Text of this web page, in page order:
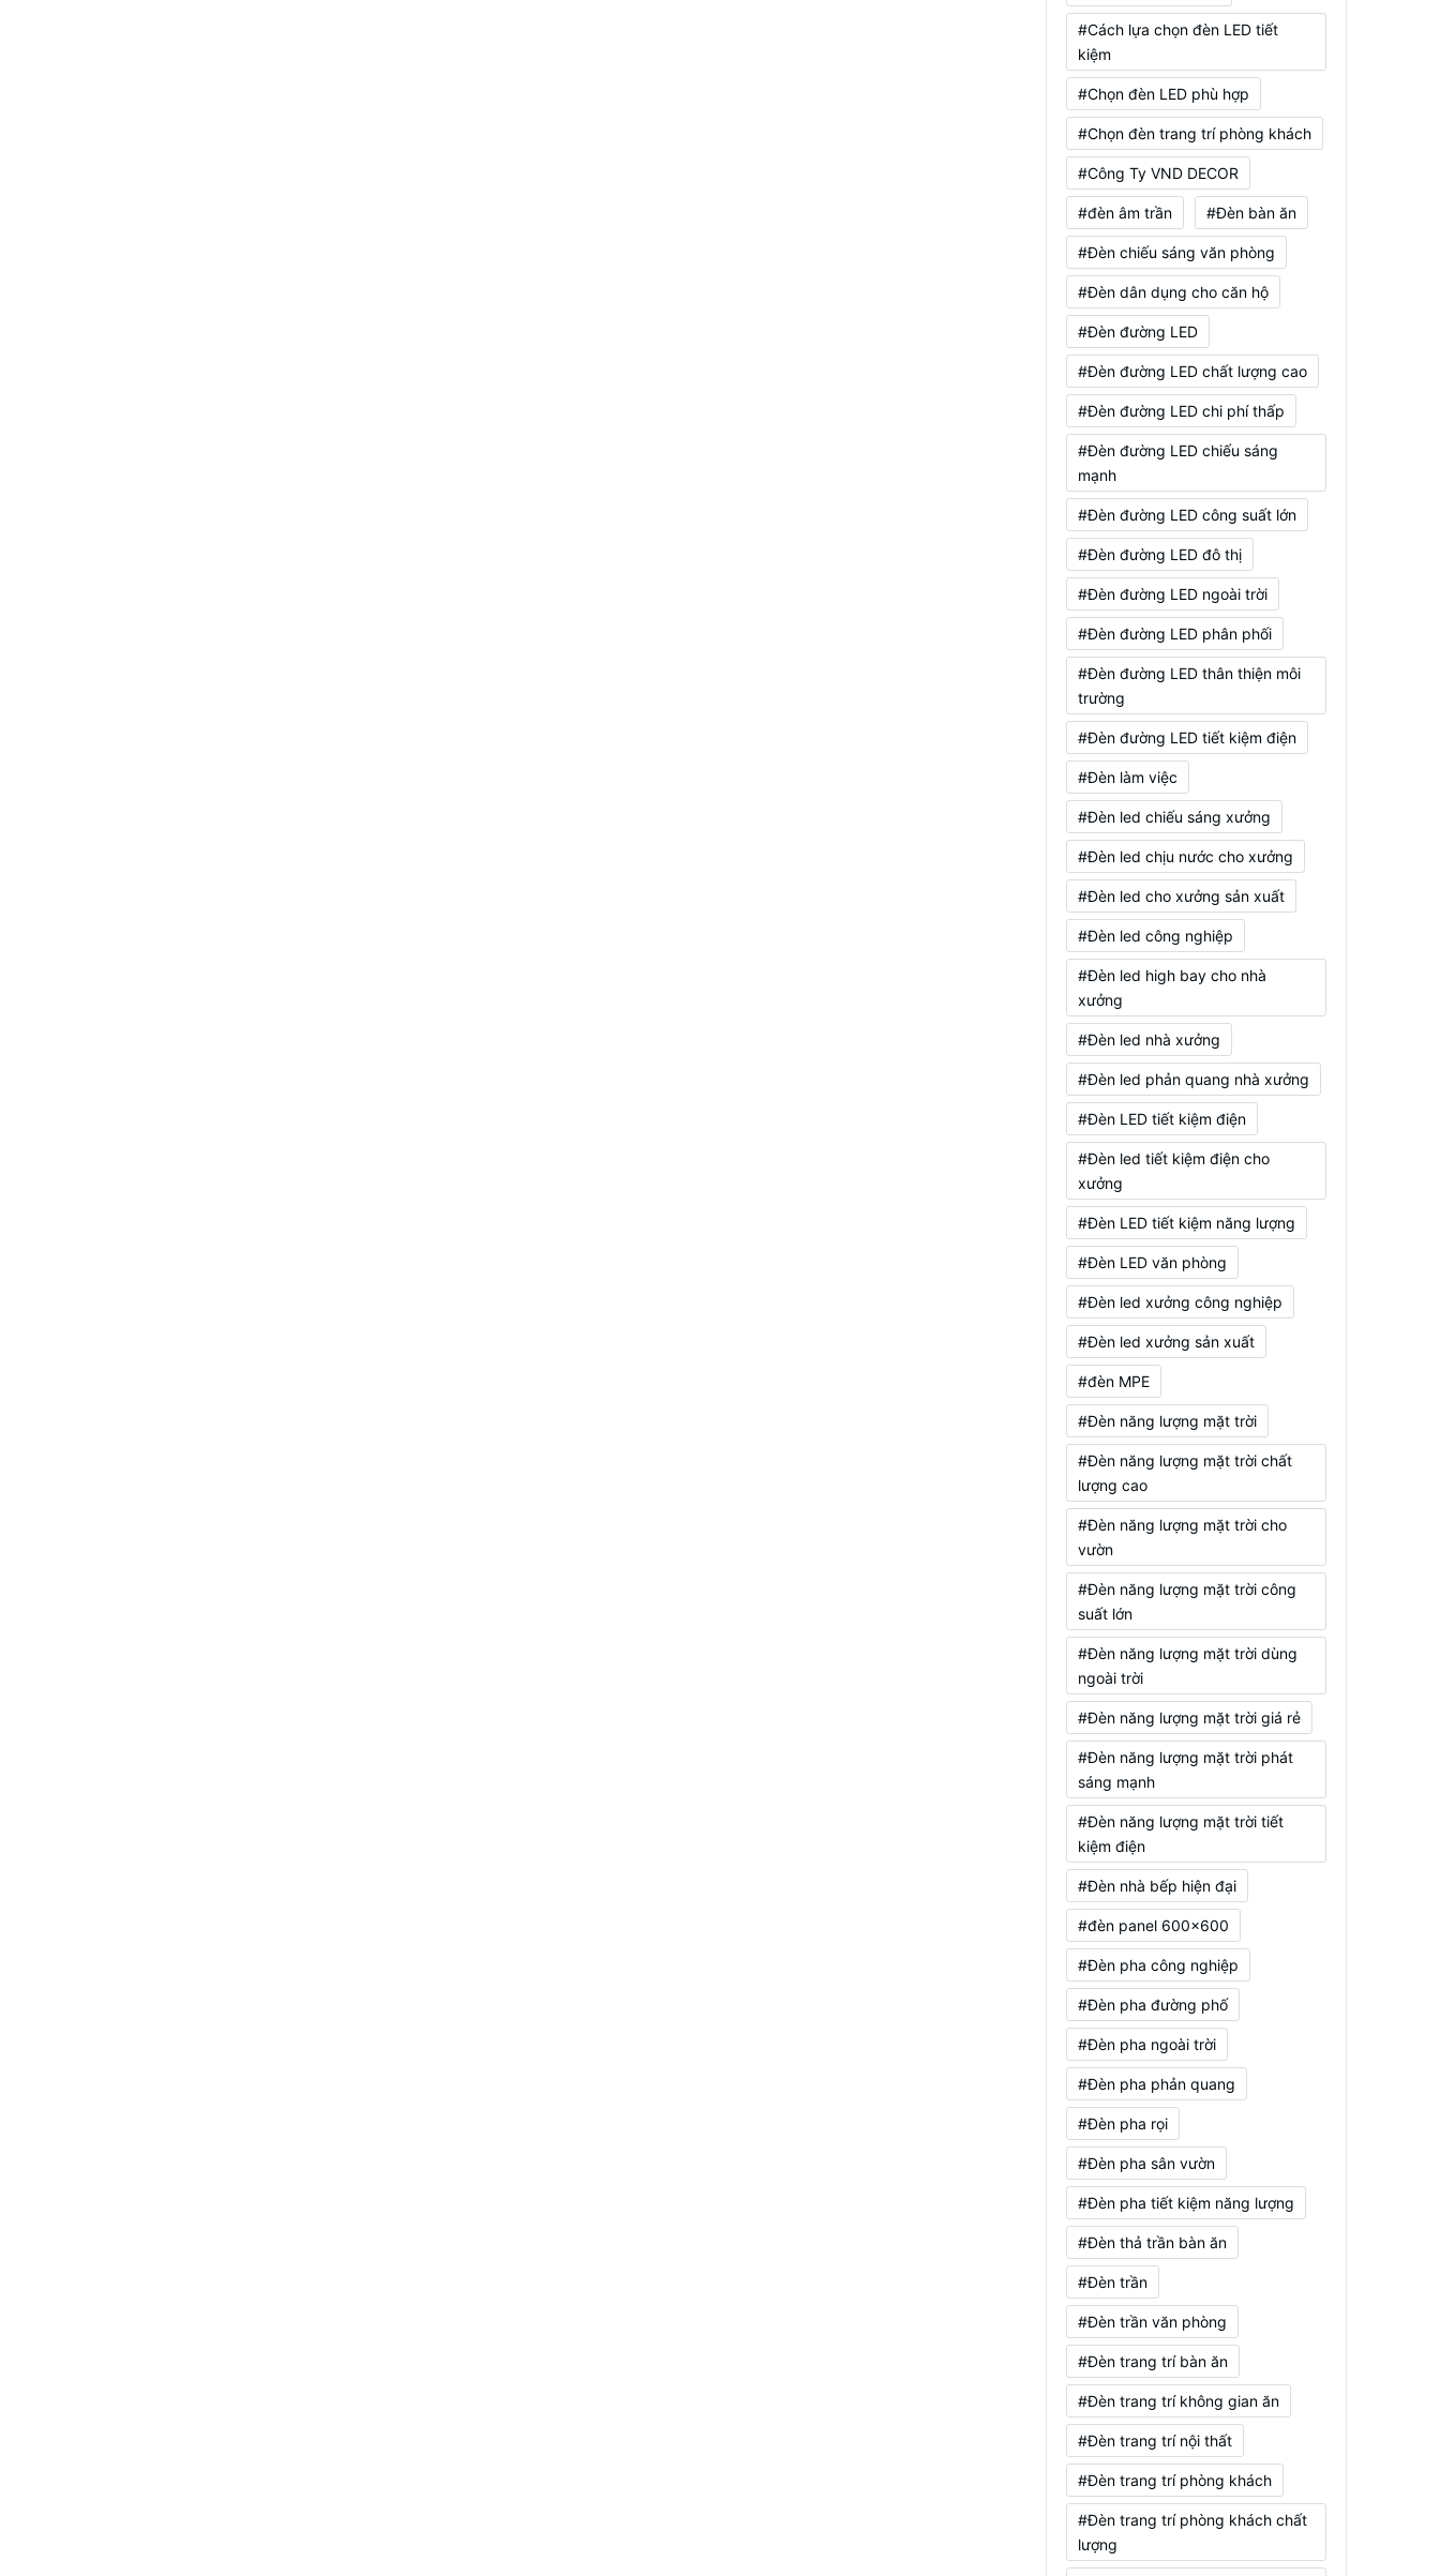
#Cách lựa chọn đèn LED tiết
kiệm
#Chọn đèn LED phù hợp
#Chọn đèn trang trí phòng khách
#Công Ty VND DECOR
#đèn âm trần #Đèn bàn ăn
#Đèn chiếu sáng văn phòng
#Đèn dân dụng cho căn hộ
#Đèn đường LED
#Đèn đường LED chất lượng cao
#Đèn đường LED chi phí thấp
#Đèn đường LED chiếu sáng
mạnh
#Đèn đường LED công suất lớn
#Đèn đường LED đô thị
#Đèn đường LED ngoài trời
#Đèn đường LED phân phối
#Đèn đường LED thân thiện môi
trường
#Đèn đường LED tiết kiệm điện
#Đèn làm việc
#Đèn led chiếu sáng xưởng
#Đèn led chịu nước cho xưởng
#Đèn led cho xưởng sản xuất
#Đèn led công nghiệp
#Đèn led high bay cho nhà
xưởng
#Đèn led nhà xưởng
#Đèn led phản quang nhà xưởng
#Đèn LED tiết kiệm điện
#Đèn led tiết kiệm điện cho
xưởng
#Đèn LED tiết kiệm năng lượng
#Đèn LED văn phòng
#Đèn led xưởng công nghiệp
#Đèn led xưởng sản xuất
#đèn MPE
#Đèn năng lượng mặt trời
#Đèn năng lượng mặt trời chất
lượng cao
#Đèn năng lượng mặt trời cho
vườn
#Đèn năng lượng mặt trời công
suất lớn
#Đèn năng lượng mặt trời dùng
ngoài trời
#Đèn năng lượng mặt trời giá rẻ
#Đèn năng lượng mặt trời phát
sáng mạnh
#Đèn năng lượng mặt trời tiết
kiệm điện
#Đèn nhà bếp hiện đại
#đèn panel 600x600
#Đèn pha công nghiệp
#Đèn pha đường phố
#Đèn pha ngoài trời
#Đèn pha phản quang
#Đèn pha rọi
#Đèn pha sân vườn
#Đèn pha tiết kiệm năng lượng
#Đèn thả trần bàn ăn
#Đèn trần
#Đèn trần văn phòng
#Đèn trang trí bàn ăn
#Đèn trang trí không gian ăn
#Đèn trang trí nội thất
#Đèn trang trí phòng khách
#Đèn trang trí phòng khách chất
lượng